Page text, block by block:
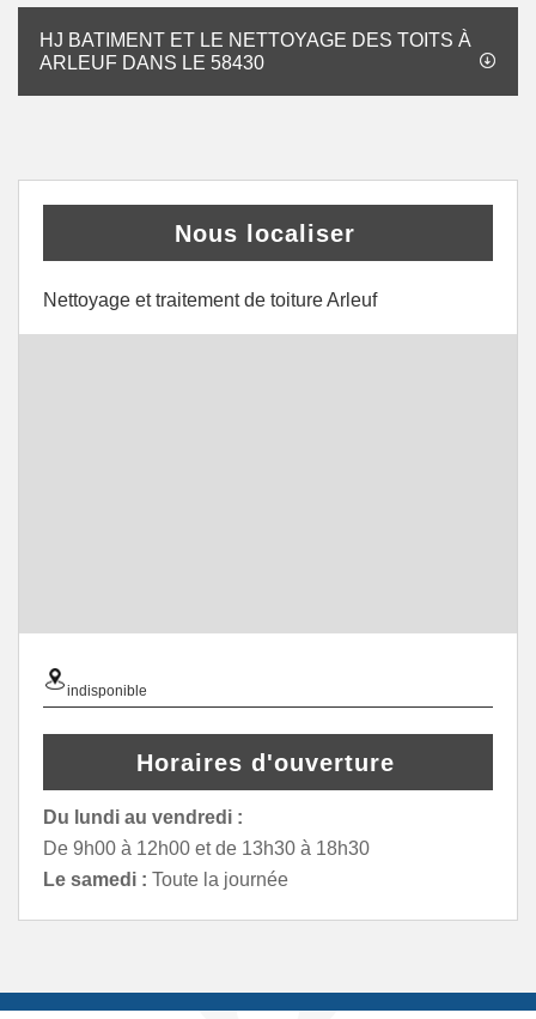
HJ BATIMENT ET LE NETTOYAGE DES TOITS À
ARLEUF DANS LE 58430
Nous localiser
Nettoyage et traitement de toiture Arleuf
indisponible
Horaires d'ouverture
Du lundi au vendredi :
De 9h00 à 12h00 et de 13h30 à 18h30
Le samedi : Toute la journée